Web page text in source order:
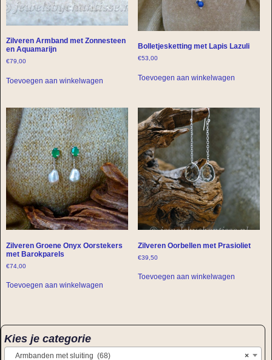
Zilveren Armband met Zonnesteen
en Aquamarijn
€79,00
Toevoegen aan winkelwagen
Bolletjesketting met Lapis Lazuli
€53,00
Toevoegen aan winkelwagen
Zilveren Groene Onyx Oorstekers
met Barokparels
€74,00
Toevoegen aan winkelwagen
Zilveren Oorbellen met Prasioliet
€39,50
Toevoegen aan winkelwagen
Kies je categorie
×
Armbanden met sluiting (68)